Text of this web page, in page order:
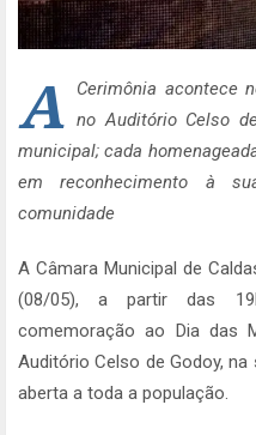
A
Cerimônia acontece
no Auditório Celso
municipal; cada
em reconhecimento à
comunidade
A Câmara Municipal de
(08/05), a partir das
comemoração ao Dia das
Auditório Celso de Godoy,
aberta a toda a população.